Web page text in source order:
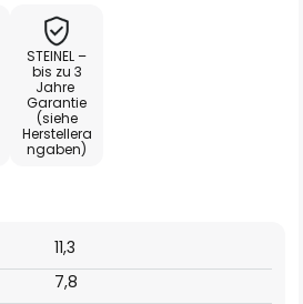
STEINEL –
bis zu 3
Jahre
Garantie
(siehe
Herstellera
ngaben)
7,8
11,3